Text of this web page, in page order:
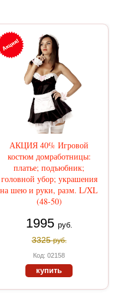
АКЦИЯ 40% Игровой
костюм домработницы:
платье; подъюбник;
головной убор; украшения
на шею и руки, разм. L/XL
(48-50)
1995 руб.
3325руб.
Код: 02158
купить